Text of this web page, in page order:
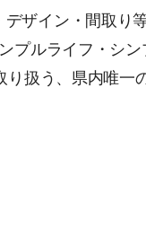
ザイン・間取り
プルライフ・シ
扱う、県内唯一